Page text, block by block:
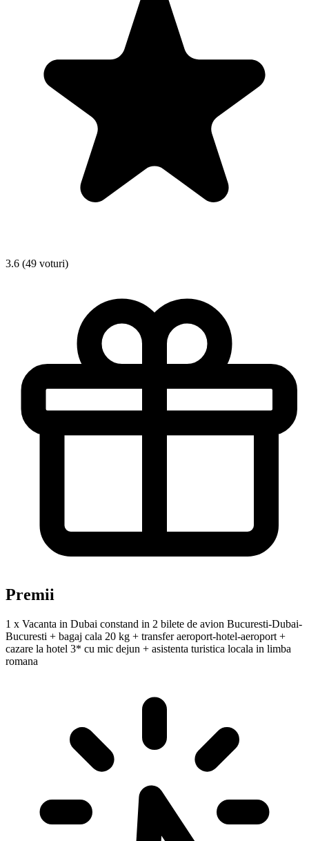
3.6 (49 voturi)
Premii
1 x Vacanta in Dubai constand in 2 bilete de avion Bucuresti-Dubai-
Bucuresti + bagaj cala 20 kg + transfer aeroport-hotel-aeroport +
cazare la hotel 3* cu mic dejun + asistenta turistica locala in limba
romana